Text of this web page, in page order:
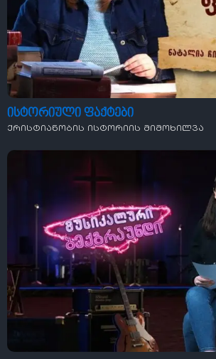
ისტორიული ფაქტები
ქრისტიანობის ისტორიის მიმოხილვა